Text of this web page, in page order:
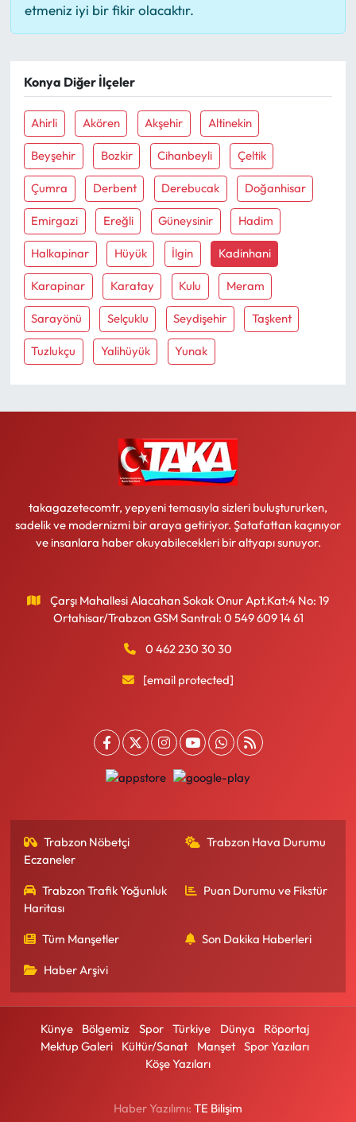
etmeniz iyi bir fikir olacaktır.
Konya Diğer İlçeler
Ahirli Akören Akşehir Altinekin
Beyşehir Bozkir Cihanbeyli Çeltik
Çumra Derbent Derebucak Doğanhisar
Emirgazi Ereğli Güneysinir Hadim
Halkapinar Hüyük İlgin Kadinhani
Karapinar Karatay Kulu Meram
Sarayönü Selçuklu Seydişehir Taşkent
Tuzlukçu Yalihüyük Yunak
takagazetecomtr, yepyeni temasıyla sizleri buluştururken,
sadelik ve modernizmi bir araya getiriyor. Şatafattan kaçınıyor
ve insanlara haber okuyabilecekleri bir altyapı sunuyor.
Çarşı Mahallesi Alacahan Sokak Onur Apt.Kat:4 No: 19
Ortahisar/Trabzon GSM Santral: 0 549 609 14 61
0 462 230 30 30
[email protected]
Trabzon Nöbetçi
Eczaneler
Trabzon Hava Durumu
Trabzon Trafik Yoğunluk
Haritası
Puan Durumu ve Fikstür
Tüm Manşetler Son Dakika Haberleri
Haber Arşivi
Künye Bölgemiz Spor Türkiye Dünya
Röportaj
Mektup Galeri
Kültür/Sanat Manşet
Spor Yazıları
Köşe Yazıları
Haber Yazılımı: TE Bilişim
Spor Yazıları
Ekonomi
Sağlık
Turizm
Teknoloji